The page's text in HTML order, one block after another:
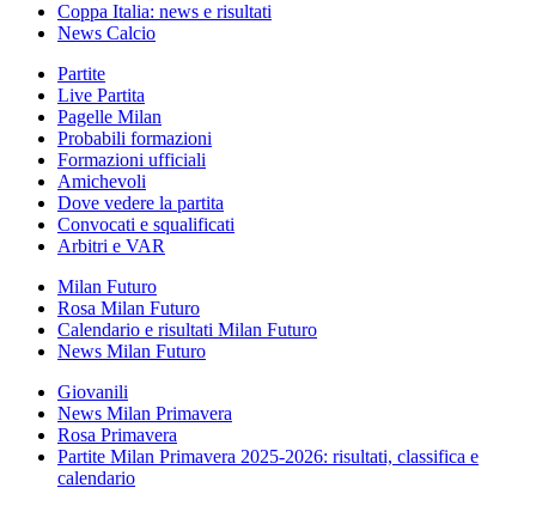
Coppa Italia: news e risultati
News Calcio
Partite
Live Partita
Pagelle Milan
Probabili formazioni
Formazioni ufficiali
Amichevoli
Dove vedere la partita
Convocati e squalificati
Arbitri e VAR
Milan Futuro
Rosa Milan Futuro
Calendario e risultati Milan Futuro
News Milan Futuro
Giovanili
News Milan Primavera
Rosa Primavera
Partite Milan Primavera 2025-2026: risultati, classifica e
calendario